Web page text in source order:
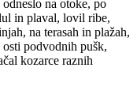
na otoke, po
in plaval, lovil ribe,
na terasah in plažah,
podvodnih pušk,
kozarce raznih